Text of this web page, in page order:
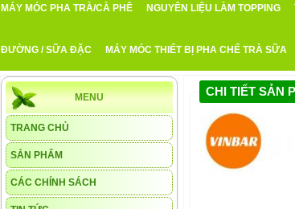
MÁY MÓC PHA TRÀ/CÀ PHÊ NGUYÊN LIỆU LÀM TOPPING
ĐƯỜNG / SỮA ĐẶC MÁY MÓC THIẾT BỊ PHA CHẾ TRÀ SỮA
CHI TIẾT SẢN
MENU
TRANG CHỦ
SẢN PHẨM
CÁC CHÍNH SÁCH